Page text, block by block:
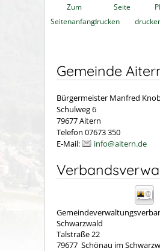
Zum
Seitenanfang
Seite
drucken
Gemeinde
Bürgermeister Manfred
Schulweg 6
79677 Aitern
Telefon 07673 350
E-Mail:
info@aitern.de
Schwarzwald
Talstraße 22
79677 Schönau im